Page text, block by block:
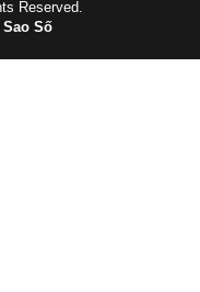
Reserved.
Sao Số